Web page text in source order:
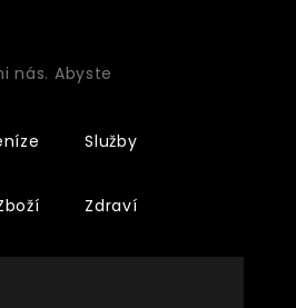
nás. Abyste
Služby
Zdraví